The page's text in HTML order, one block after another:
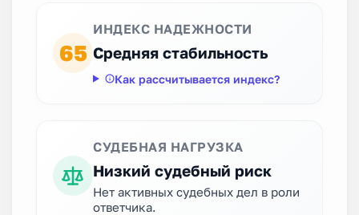
65
ИНДЕКС НАДЕЖНОСТИ
Средняя стабильность
Как рассчитывается индекс?
СУДЕБНАЯ НАГРУЗКА
Низкий судебный риск
Нет активных судебных дел в роли
ответчика.